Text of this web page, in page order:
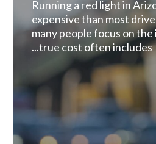
Running a red light in
expensive than most
many people focus on
true cost often includes...